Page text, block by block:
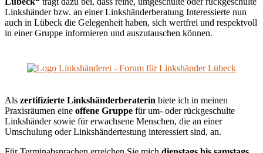
Linkshänder bzw. an einer Linkshänderberatung Interessierte nun
auch in Lübeck die Gelegenheit haben, sich wertfrei und respektvoll
in einer Gruppe informieren und auszutauschen können.
Als zertifizierte Linkshänderberaterin biete ich in meinen
Praxisräumen eine offene Gruppe für um- oder rückgeschulte
Linkshänder sowie für erwachsene Menschen, die an einer
Umschulung oder Linkshändertestung interessiert sind, an.